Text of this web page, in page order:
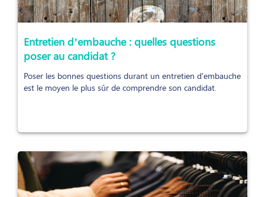
Entretien d’embauche : quelles questions
poser au candidat ?
Poser les bonnes questions durant un entretien d'embauche
est le moyen le plus sûr de comprendre son candidat.